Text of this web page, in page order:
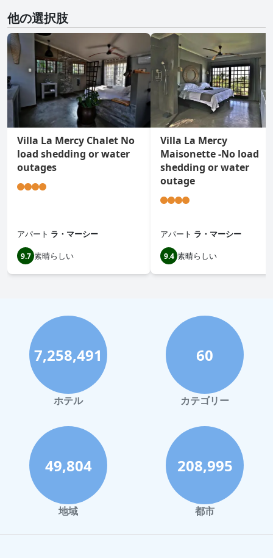
他の選択肢
Villa La Mercy Chalet No
load shedding or water
outages
アパート ラ・マーシー
9.7 素晴らしい
Villa La Mercy
Maisonette -No load
shedding or water
outage
アパート ラ・マーシー
9.4 素晴らしい
7,258,491
ホテル
60
カテゴリー
49,804
地域
208,995
都市